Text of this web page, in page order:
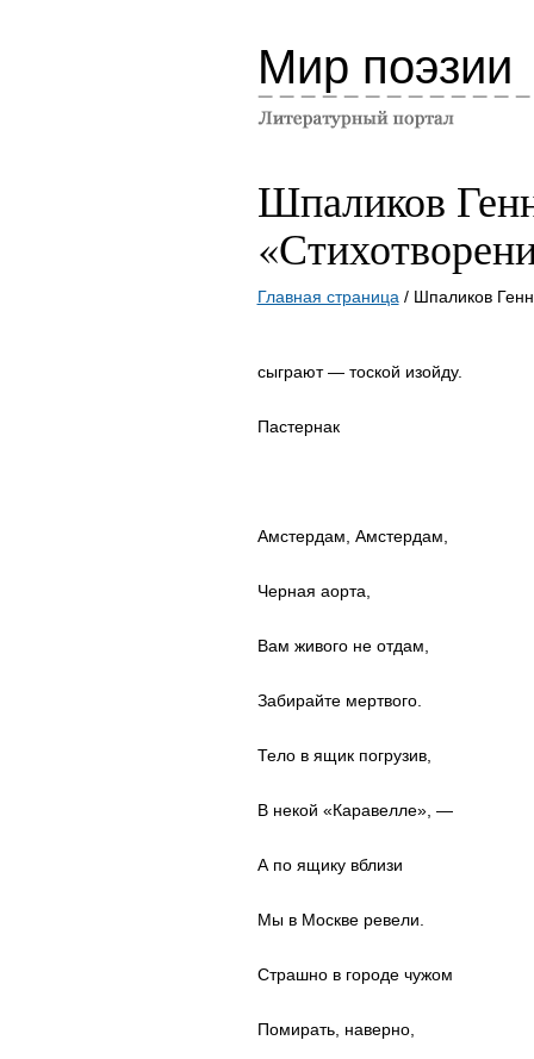
Мир поэзии
Шпаликов
Главная страница / Шпаликов
сыграют — тоской изойду.
Пастернак
Амстердам, Амстердам,
Черная аорта,
Вам живого не отдам,
Забирайте мертвого.
Тело в ящик погрузив,
В некой «Каравелле», —
А по ящику вблизи
Мы в Москве ревели.
Страшно в городе чужом
Помирать, наверно,